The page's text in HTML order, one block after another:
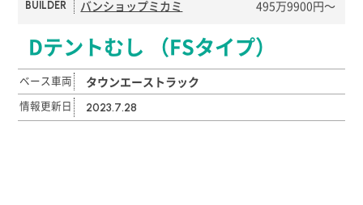
パー）
BUILDER バンショップミカミ 495万9900円〜
Dテントむし （FSタイプ）
ベース車両 タウンエーストラック
情報更新日 2023.7.28